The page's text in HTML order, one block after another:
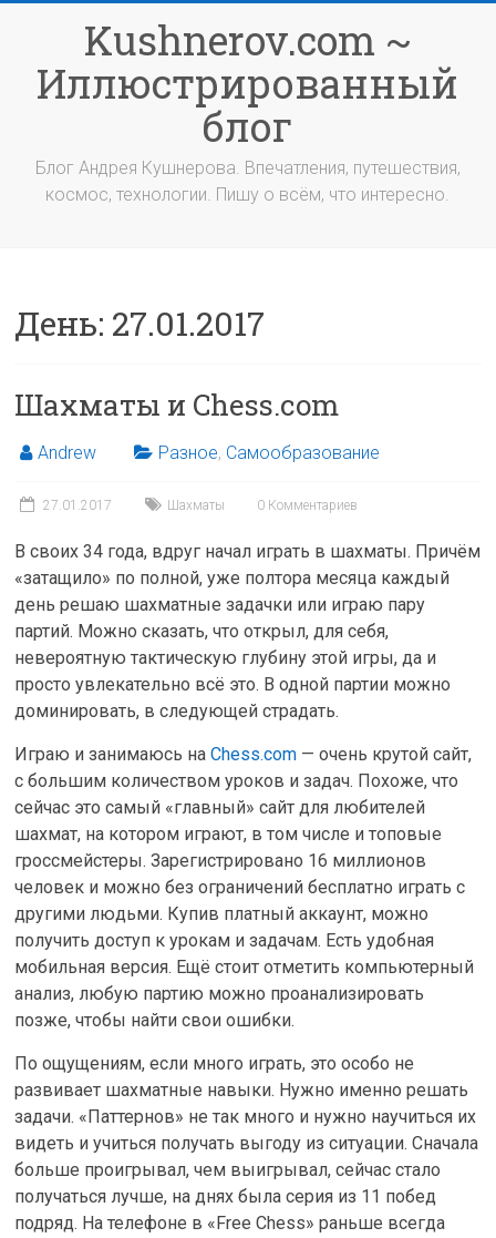
содержимомуKushnerov.com ~
Иллюстрированный
блог
Блог Андрея Кушнерова. Впечатления, путешествия,
космос, технологии. Пишу о всём, что интересно.
День: 27.01.2017
Шахматы и Chess.com
Andrew Разное, Самообразование
27.01.2017 Шахматы 0 Комментариев
В своих 34 года, вдруг начал играть в шахматы. Причём
«затащило» по полной, уже полтора месяца каждый
день решаю шахматные задачки или играю пару
партий. Можно сказать, что открыл, для себя,
невероятную тактическую глубину этой игры, да и
просто увлекательно всё это. В одной партии можно
доминировать, в следующей страдать.
Играю и занимаюсь наChess.com — очень крутой сайт,
с большим количеством уроков и задач. Похоже, что
сейчас это самый «главный» сайт для любителей
шахмат, на котором играют, в том числе и топовые
гроссмейстеры. Зарегистрировано 16 миллионов
человек и можно без ограничений бесплатно играть с
другими людьми. Купив платный аккаунт, можно
получить доступ к урокам и задачам. Есть удобная
мобильная версия. Ещё стоит отметить компьютерный
анализ, любую партию можно проанализировать
позже, чтобы найти свои ошибки.
По ощущениям, если много играть, это особо не
развивает шахматные навыки. Нужно именно решать
задачи. «Паттернов» не так много и нужно научиться их
видеть и учиться получать выгоду из ситуации. Сначала
больше проигрывал, чем выигрывал, сейчас стало
получаться лучше, на днях была серия из 11 побед
подряд. На телефоне в «Free Chess» раньше всегда